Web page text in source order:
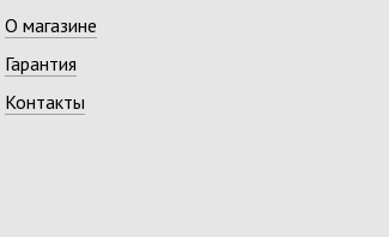
О магазине
Гарантия
Контакты